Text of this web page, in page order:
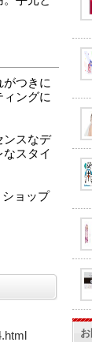
つきに
ィングに
ンスなデ
スタイ
ョップ